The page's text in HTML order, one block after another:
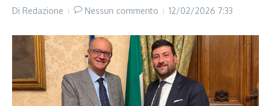
Di Redazione Nessun commento 12/02/2026 7:33